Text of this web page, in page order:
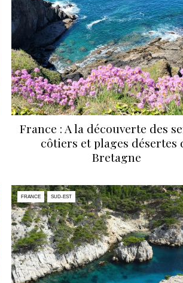
France : A la découverte des
côtiers et plages désertes
Bretagne
FRANCE SUD-EST